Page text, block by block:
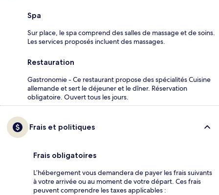
Spa
Sur place, le spa comprend des salles de massage et de soins.
Les services proposés incluent des massages.
Restauration
Gastronomie - Ce restaurant propose des spécialités Cuisine
allemande et sert le déjeuner et le dîner. Réservation
obligatoire. Ouvert tous les jours.
Frais et politiques
Frais obligatoires
L’hébergement vous demandera de payer les frais suivants
à votre arrivée ou au moment de votre départ. Ces frais
peuvent comprendre les taxes applicables :